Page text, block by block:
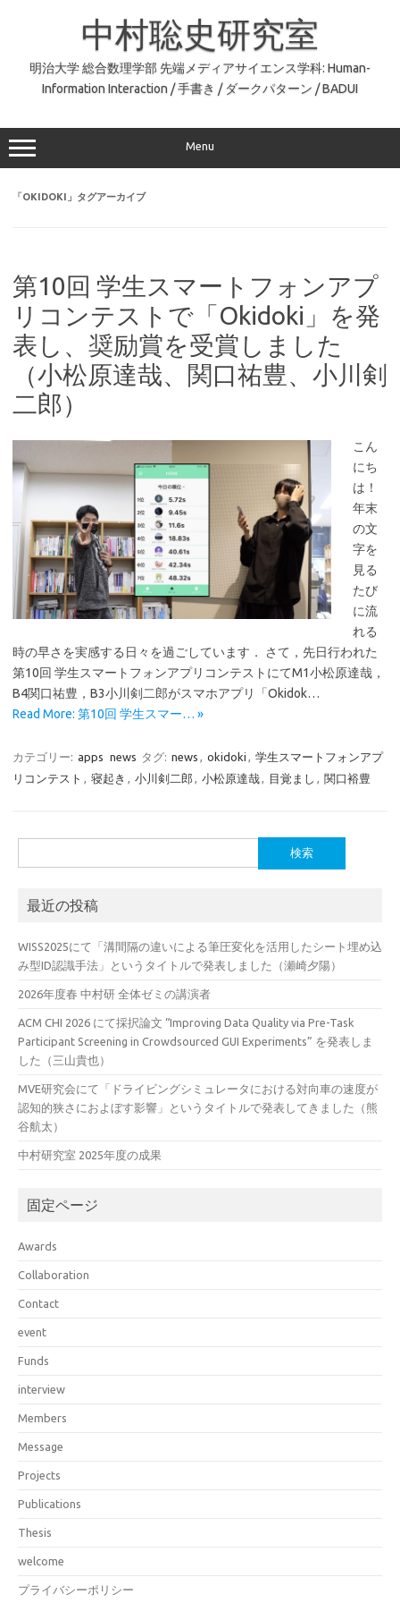
中村聡史研究室
明治大学 総合数理学部 先端メディアサイエンス学科: Human-
Information Interaction / 手書き / ダークパターン / BADUI
Menu
「OKIDOKI 」タグアーカイブ
第10回 学生スマートフォンアプ
リコンテストで「Okidoki」を発
表し、奨励賞を受賞しました
（小松原達哉、関口祐豊、小川剣
二郎）
こん
にち
は！
年末
の文
字を
見る
たび
に流
れる
時の早さを実感する日々を過ごしています． さて，先日行われた
第10回 学生スマートフォンアプリコンテストにてM1小松原達哉，
B4関口祐豊，B3小川剣二郎がスマホアプリ「Okidok…
Read More: 第10回 学生スマー… »
カテゴリー: apps news タグ: news , okidoki , 学生スマートフォンアプ
リコンテスト , 寝起き , 小川剣二郎 , 小松原達哉, 目覚まし , 関口裕豊
索:
最近の投稿
WISS2025にて「溝間隔の違いによる筆圧変化を活用したシート埋め込
み型ID認識手法」というタイトルで発表しました（瀬崎夕陽）
2026年度春 中村研 全体ゼミの講演者
ACM CHI 2026 にて採択論文 “Improving Data Quality via Pre-Task
Participant Screening in Crowdsourced GUI Experiments” を発表しま
した（三山貴也）
MVE研究会にて「ドライビングシミュレータにおける対向車の速度が
認知的狭さにおよぼす影響」というタイトルで発表してきました（熊
谷航太）
中村研究室 2025年度の成果
固定ページ
Awards
Collaboration
Contact
event
Funds
interview
Members
Message
Projects
Publications
Thesis
welcome
プライバシーポリシー